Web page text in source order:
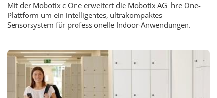
Mit der Mobotix c One erweitert die Mobotix AG ihre One-
Plattform um ein intelligentes, ultrakompaktes
Sensorsystem für professionelle Indoor-Anwendungen.